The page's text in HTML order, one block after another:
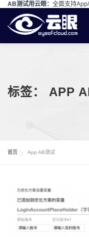
AB测试用云眼： 全面支持
Skip to content
标签： APP
首页 App AB测试